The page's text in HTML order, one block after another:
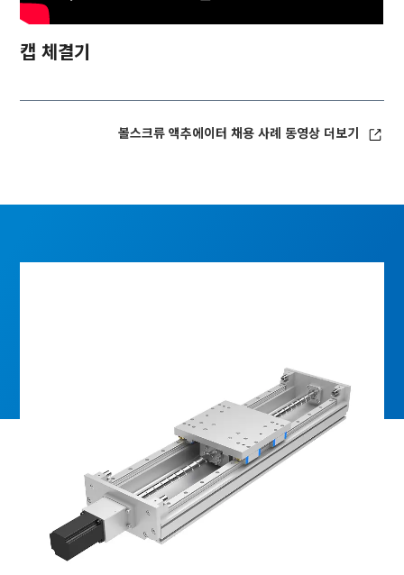
캡 체결기
볼스크류 액추에이터 채용 사례 동영상 더보기